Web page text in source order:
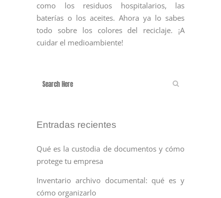
como los residuos hospitalarios, las
baterías o los aceites. Ahora ya lo sabes
todo sobre los colores del reciclaje. ¡A
cuidar el medioambiente!
Entradas recientes
Qué es la custodia de documentos y cómo
protege tu empresa
Inventario archivo documental: qué es y
cómo organizarlo